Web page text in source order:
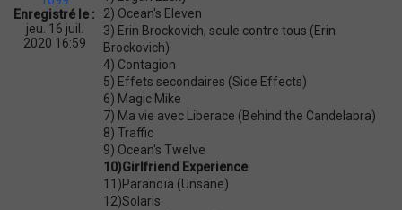
Enregistré le :
jeu. 16 juil.
2020 16:59
i
o
n
2) Ocean's Eleven
3) Erin Brockovich, seule contre tous (Erin
Brockovich)
4) Contagion
5) Effets secondaires (Side Effects)
6) Magic Mike
7) Ma vie avec Liberace (Behind the Candelabra)
8) Traffic
9) Ocean's Twelve
10)Girlfriend Experience
11)Paranoïa (Unsane)
12)Solaris